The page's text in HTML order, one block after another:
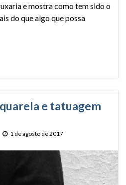
e mostra como tem sido o
do que algo que possa
e tatuagem
1 de agosto de 2017